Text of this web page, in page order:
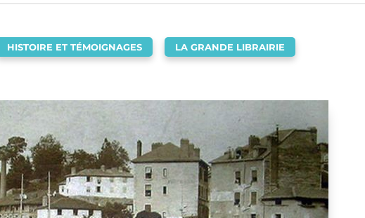
HISTOIRE ET TÉMOIGNAGES LA GRANDE LIBRAIRIE